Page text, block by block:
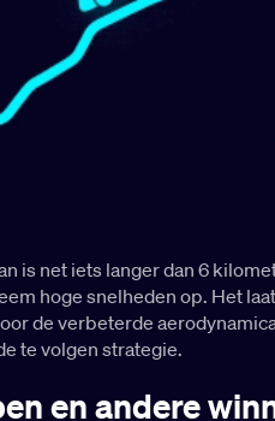
is net iets langer dan 6
hoge snelheden op. Het
de verbeterde
te volgen strategie.
en andere